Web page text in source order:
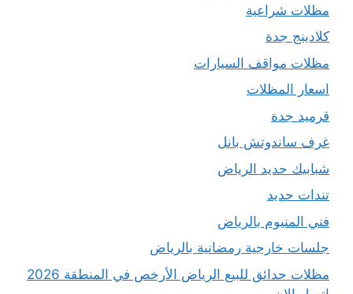
مظلات شراعية
كلادينج جدة
مظلات مواقف السيارات
اسعار المظلات
قرميد جدة
غرف ساندوتش بانل
شبابيك حديد الرياض
تندات حديد
فني المنيوم بالرياض
جلسات خارجية رمضانية بالرياض
مظلات حدائق للبيع الرياض الأرخص في المنطقة 2026